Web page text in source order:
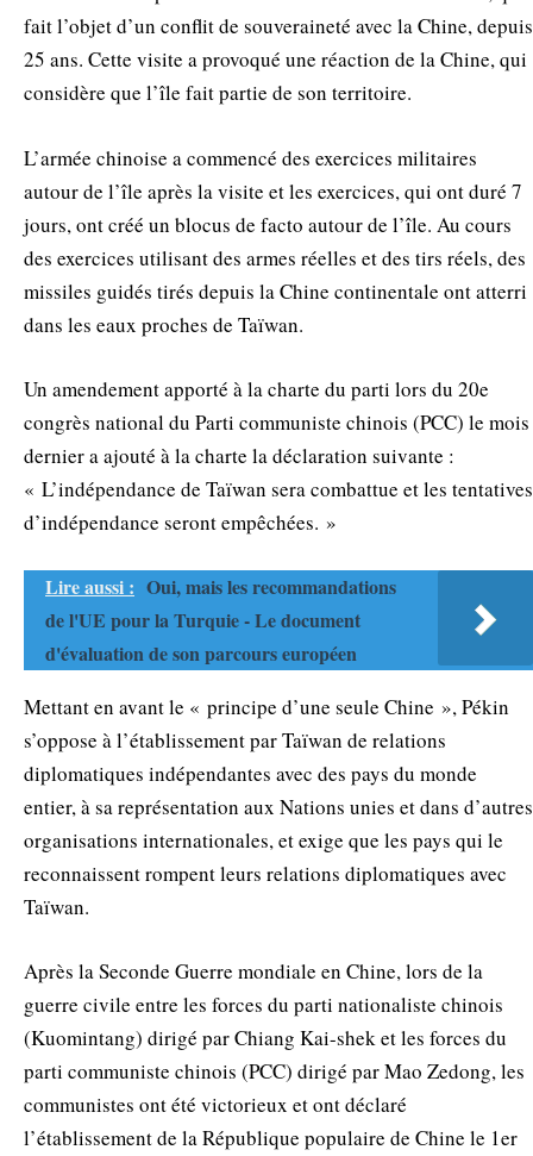
fait l’objet d’un conflit de souveraineté avec la Chine, depuis
25 ans. Cette visite a provoqué une réaction de la Chine, qui
considère que l’île fait partie de son territoire.
L’armée chinoise a commencé des exercices militaires
autour de l’île après la visite et les exercices, qui ont duré 7
jours, ont créé un blocus de facto autour de l’île. Au cours
des exercices utilisant des armes réelles et des tirs réels, des
missiles guidés tirés depuis la Chine continentale ont atterri
dans les eaux proches de Taïwan.
Un amendement apporté à la charte du parti lors du 20e
congrès national du Parti communiste chinois (PCC) le mois
dernier a ajouté à la charte la déclaration suivante :
« L’indépendance de Taïwan sera combattue et les tentatives
d’indépendance seront empêchées. »
Lire aussi : Oui, mais les recommandations
de l'UE pour la Turquie - Le document
d'évaluation de son parcours européen
Mettant en avant le « principe d’une seule Chine », Pékin
s’oppose à l’établissement par Taïwan de relations
diplomatiques indépendantes avec des pays du monde
entier, à sa représentation aux Nations unies et dans d’autres
organisations internationales, et exige que les pays qui le
reconnaissent rompent leurs relations diplomatiques avec
Taïwan.
Après la Seconde Guerre mondiale en Chine, lors de la
guerre civile entre les forces du parti nationaliste chinois
(Kuomintang) dirigé par Chiang Kai-shek et les forces du
parti communiste chinois (PCC) dirigé par Mao Zedong, les
communistes ont été victorieux et ont déclaré
l’établissement de la République populaire de Chine le 1er